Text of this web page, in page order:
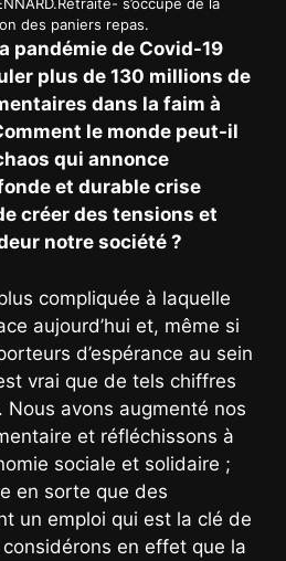
des paniers repas.
pandémie de Covid-19
plus de 130 millions de
dans la faim à
le monde peut-il
qui annonce
et durable crise
créer des tensions et
notre société ?
compliquée à laquelle
aujourd’hui et, même si
d’espérance au sein
vrai que de tels chiffres
avons augmenté nos
et réfléchissons à
sociale et solidaire ;
en sorte que des
un emploi qui est la clé de
en effet que la